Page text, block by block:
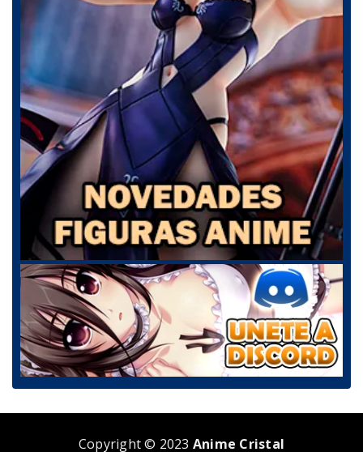
Copyright © 2023 Anime Cristal